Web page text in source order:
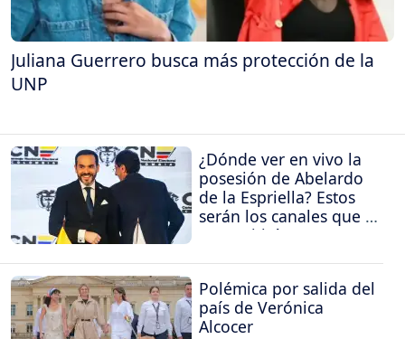
Juliana Guerrero busca más protección de la
UNP
¿Dónde ver en vivo la
posesión de Abelardo
de la Espriella? Estos
serán los canales que la
transmitirán
Polémica por salida del
país de Verónica
Alcocer